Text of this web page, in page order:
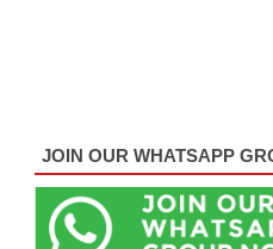
JOIN OUR WHATSAPP